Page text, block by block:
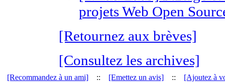
projets Web Open
[Retournez aux brèves]
[Consultez les archives]
[Recommandez à un ami] :: [Emettez un avis] :: [Ajoutez à